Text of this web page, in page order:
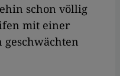
schon völlig
mit einer